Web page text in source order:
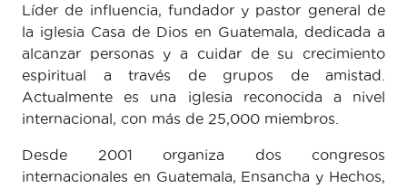
Líder de influencia, fundador y pastor general de
la iglesia Casa de Dios en Guatemala, dedicada a
alcanzar personas y a cuidar de su crecimiento
espiritual a través de grupos de amistad.
Actualmente es una iglesia reconocida a nivel
internacional, con más de 25,000 miembros.
Desde 2001 organiza dos congresos
internacionales en Guatemala, Ensancha y Hechos,